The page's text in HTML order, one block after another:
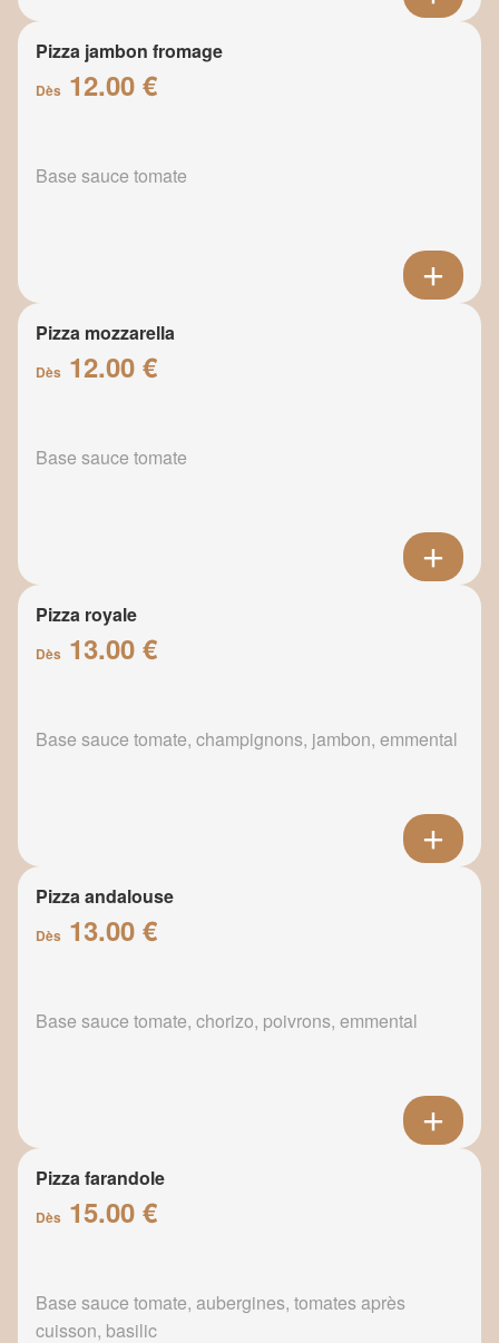
Pizza jambon fromage
Dès 12.00 €
Base sauce tomate
Pizza mozzarella
Dès 12.00 €
Base sauce tomate
Pizza royale
Dès 13.00 €
Base sauce tomate, champignons, jambon, emmental
Pizza andalouse
Dès 13.00 €
Base sauce tomate, chorizo, poivrons, emmental
Pizza farandole
Dès 15.00 €
Base sauce tomate, aubergines, tomates après
cuisson, basilic